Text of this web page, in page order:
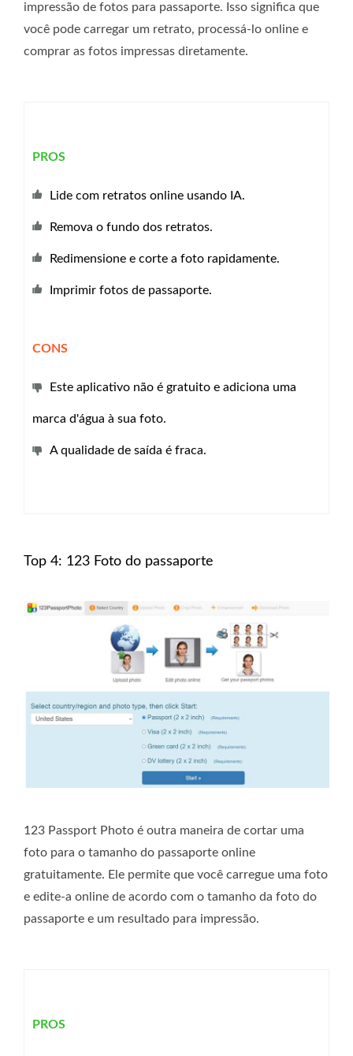
impressão de fotos para passaporte. Isso significa que
você pode carregar um retrato, processá-lo online e
comprar as fotos impressas diretamente.
PROS
Lide com retratos online usando IA.
Remova o fundo dos retratos.
Redimensione e corte a foto rapidamente.
Imprimir fotos de passaporte.
CONS
Este aplicativo não é gratuito e adiciona uma
marca d'água à sua foto.
A qualidade de saída é fraca.
Top 4: 123 Foto do passaporte
123 Passport Photo é outra maneira de cortar uma
foto para o tamanho do passaporte online
gratuitamente. Ele permite que você carregue uma foto
e edite-a online de acordo com o tamanho da foto do
passaporte e um resultado para impressão.
PROS